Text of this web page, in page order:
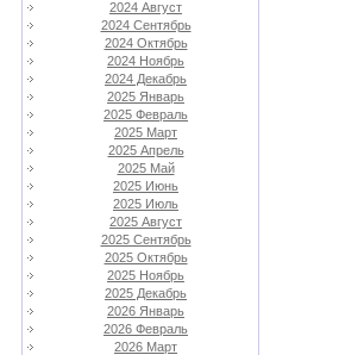
2024 Август
2024 Сентябрь
2024 Октябрь
2024 Ноябрь
2024 Декабрь
2025 Январь
2025 Февраль
2025 Март
2025 Апрель
2025 Май
2025 Июнь
2025 Июль
2025 Август
2025 Сентябрь
2025 Октябрь
2025 Ноябрь
2025 Декабрь
2026 Январь
2026 Февраль
2026 Март